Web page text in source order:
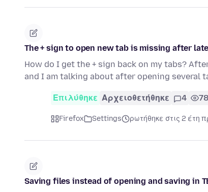
The + sign to open new tab is missing after
How do I get the + sign back on my tabs?
and I am talking about after opening several
Επιλύθηκε Αρχειοθετήθηκε 4
Firefox Settings ρωτήθηκε στις 2 έτη
Saving files instead of opening and saving in